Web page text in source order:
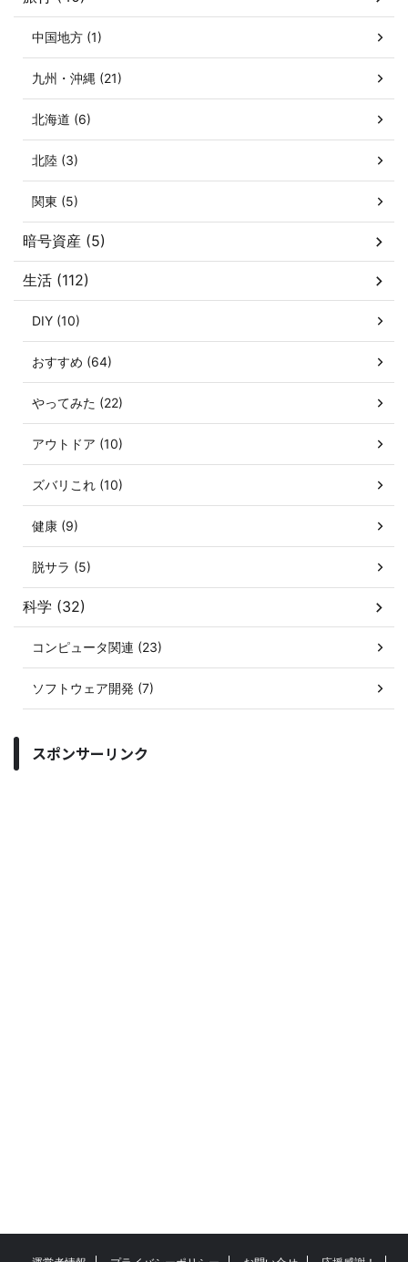
中国地方 (1)
九州・沖縄 (21)
北海道 (6)
北陸 (3)
関東 (5)
暗号資産 (5)
生活 (112)
DIY (10)
おすすめ (64)
やってみた (22)
アウトドア (10)
ズバリこれ (10)
健康 (9)
脱サラ (5)
科学 (32)
コンピュータ関連 (23)
ソフトウェア開発 (7)
スポンサーリンク